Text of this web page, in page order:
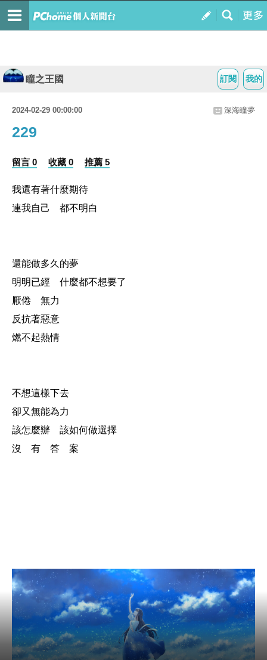
我的
訂閱
瞳之王國
2024-02-29 00:00:00 深海瞳夢
229
留言 0 收藏 0 推薦 5
我還有著什麼期待
連我自己 都不明白
還能做多久的夢
明明已經 什麼都不想要了
厭倦 無力
反抗著惡意
燃不起熱情
不想這樣下去
卻又無能為力
該怎麼辦 該如何做選擇
沒 有 答 案